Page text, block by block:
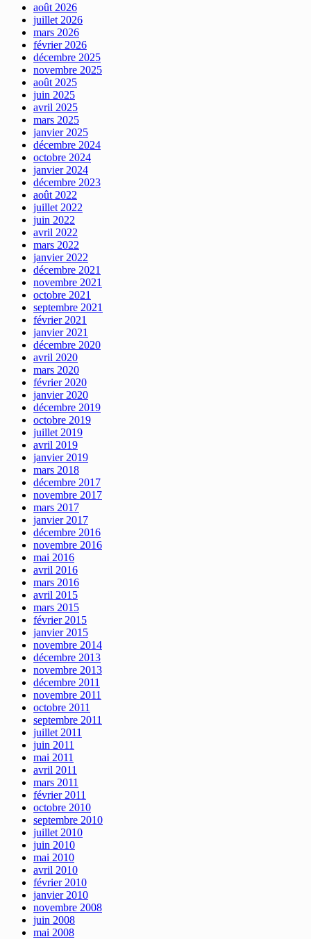
août 2026
juillet 2026
mars 2026
février 2026
décembre 2025
novembre 2025
août 2025
juin 2025
avril 2025
mars 2025
janvier 2025
décembre 2024
octobre 2024
janvier 2024
décembre 2023
août 2022
juillet 2022
juin 2022
avril 2022
mars 2022
janvier 2022
décembre 2021
novembre 2021
octobre 2021
septembre 2021
février 2021
janvier 2021
décembre 2020
avril 2020
mars 2020
février 2020
janvier 2020
décembre 2019
octobre 2019
juillet 2019
avril 2019
janvier 2019
mars 2018
décembre 2017
novembre 2017
mars 2017
janvier 2017
décembre 2016
novembre 2016
mai 2016
avril 2016
mars 2016
avril 2015
mars 2015
février 2015
janvier 2015
novembre 2014
décembre 2013
novembre 2013
décembre 2011
novembre 2011
octobre 2011
septembre 2011
juillet 2011
juin 2011
mai 2011
avril 2011
mars 2011
février 2011
octobre 2010
septembre 2010
juillet 2010
juin 2010
mai 2010
avril 2010
février 2010
janvier 2010
novembre 2008
juin 2008
mai 2008